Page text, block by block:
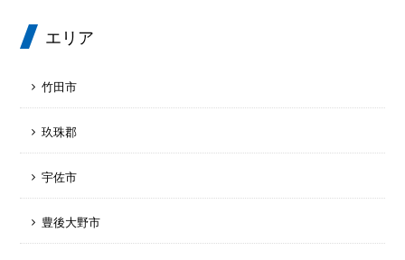
エリア
竹田市
玖珠郡
宇佐市
豊後大野市